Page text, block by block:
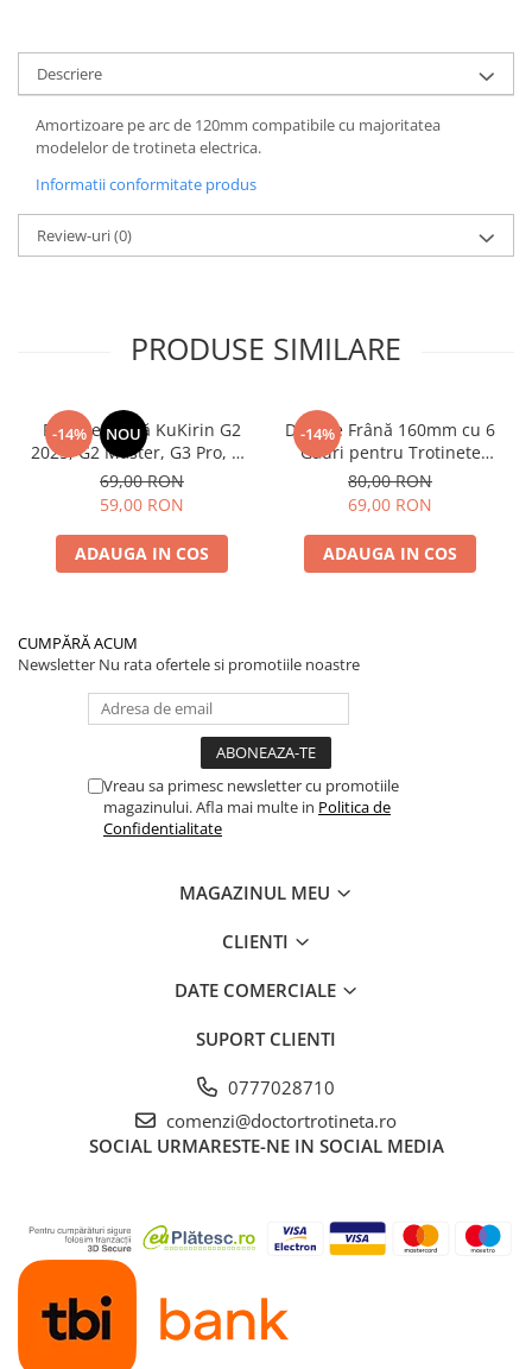
Biciclete Electrice
Anvelope moto
Camere moto
Anvelope ATV
Cauciucuri bicicleta
Anvelope și Camere Utilaje
https://www.doctortrotineta.ro/plata-
Descriere
Amortizoare pe arc de 120mm compatibile cu majoritatea
modelelor de trotineta electrica.
Informatii conformitate produs
Review-uri(0)
PRODUSE SIMILARE
-14% NOU
Plăcuțe Frână KuKirin G2
2025, G2 Master, G3 Pro, G4
– Set 2 Bucăți (Față sau
Spate) Premium
69,00 RON
59,00 RON
ADAUGA IN COS
-14%
Disc de Frână 160mm cu 6
Găuri pentru Trotinete
Electrice KuKirin G4 (Model
2025) și KuKirin G2 –
Performanță Premium
80,00 RON
69,00 RON
ADAUGA IN COS
CUMPĂRĂ ACUM
Newsletter Nu rata ofertele si promotiile noastre
Vreau sa primesc newsletter cu promotiile
magazinului. Afla mai multe in Politica de
Confidentialitate
MAGAZINUL MEU
CLIENTI
DATE COMERCIALE
SUPORT CLIENTI
0777028710
comenzi@doctortrotineta.ro
SOCIAL URMARESTE-NE IN SOCIAL MEDIA